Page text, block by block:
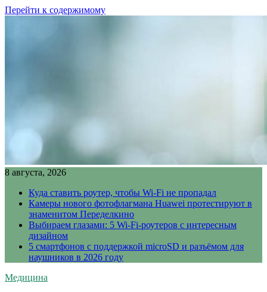
Перейти к содержимому
8 августа, 2026
Куда ставить роутер, чтобы Wi-Fi не пропадал
Камеры нового фотофлагмана Huawei протестируют в
знаменитом Переделкино
Выбираем глазами: 5 Wi-Fi-роутеров с интересным
дизайном
5 смартфонов с поддержкой microSD и разъёмом для
наушников в 2026 году
Медицина